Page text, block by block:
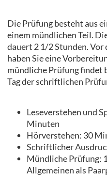
Die Prüfung besteht aus
einem mündlichen Teil.
dauert 2 1/2 Stunden.
haben Sie eine
mündliche Prüfung findet
Tag der schriftlichen
Leseverstehen und
Minuten
Hörverstehen: 30
Schriftlicher
Mündliche Prüfung:
Allgemeinen als